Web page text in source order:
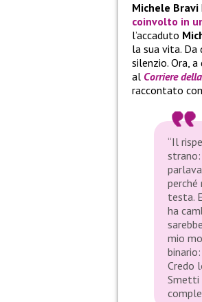
Michele Bravi
coinvolto in
l’accaduto
la sua vita.
silenzio. Ora,
al Corriere
raccontato
“Il
testa.
ha
mio
Credo
Smetti